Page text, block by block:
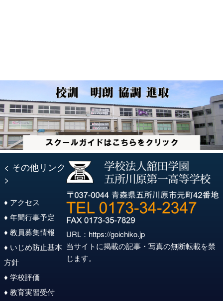
ョ
ン
< その他リンク
>
♦ アクセス
♦ 年間行事予定
♦ 教員募集情報
♦ いじめ防止基本
方針
♦ 学校評価
♦ 教育実習受付
URL： https://goichiko.jp
当サイトに掲載の記事・写真の無断転載を禁
じます。